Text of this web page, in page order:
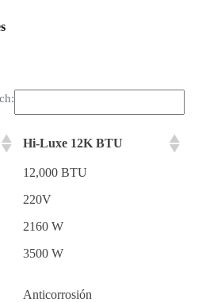
Hi-Luxe 12K BTU
12,000 BTU
220V
2160 W
3500 W
Anticorrosión